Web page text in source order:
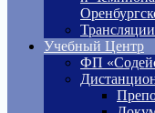
Трансляции
Учебный Центр
ФП